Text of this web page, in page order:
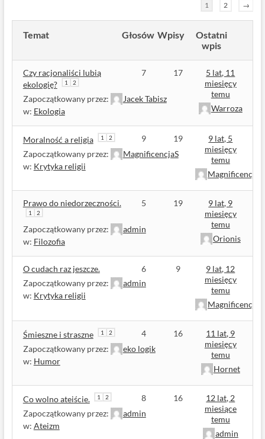
1 2 →
Temat Głosów Wpisy
Ostatni
wpis
Czy racjonaliści lubią
ekologię?
1 2
Zapoczątkowany przez:
Jacek Tabisz
w: Ekologia
7 17
5 lat, 11
miesięcy
temu
Warroza
Moralność a religia 1 2
Zapoczątkowany przez:
MagnificencjaS
w: Krytyka religii
9 19
9 lat, 5
miesięcy
temu
MagnificencjaS
Prawo do niedorzeczności.
1 2
Zapoczątkowany przez:
admin
w: Filozofia
5 19
9 lat, 9
miesięcy
temu
Orionis
O cudach raz jeszcze.
Zapoczątkowany przez:
admin
w: Krytyka religii
6 9
9 lat, 12
miesięcy
temu
MagnificencjaS
Śmieszne i straszne 1 2
Zapoczątkowany przez:
eko logik
w: Humor
4 16
11 lat, 9
miesięcy
temu
Hornet
Co wolno ateiście. 1 2
Zapoczątkowany przez:
admin
w: Ateizm
8 16
12 lat, 2
miesiące
temu
admin